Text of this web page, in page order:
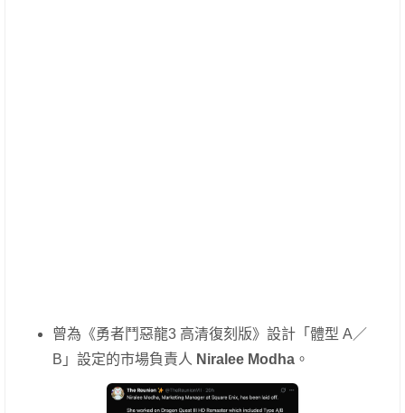
曾為《勇者鬥惡龍3 高清復刻版》設計「體型 A／
B」設定的市場負責人 Niralee Modha 。